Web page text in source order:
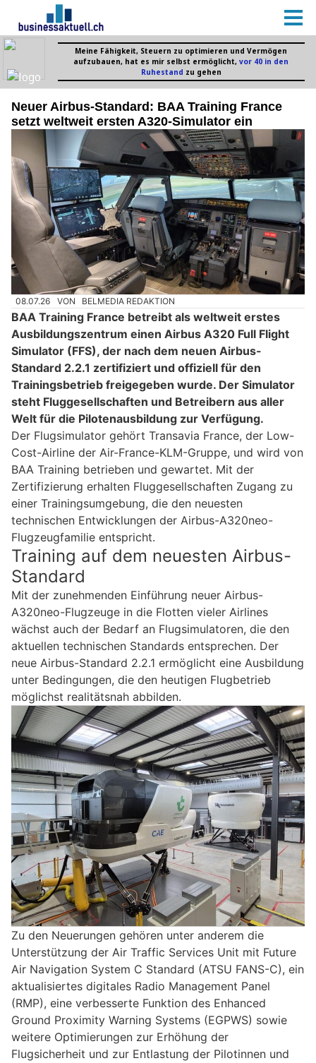
Neuer Airbus-Standard: BAA Training France
setzt weltweit ersten A320-Simulator ein
08.07.26 VON BELMEDIA REDAKTION
BAA Training France betreibt als weltweit erstes
Ausbildungszentrum einen Airbus A320 Full Flight
Simulator (FFS), der nach dem neuen Airbus-
Standard 2.2.1 zertifiziert und offiziell für den
Trainingsbetrieb freigegeben wurde. Der Simulator
steht Fluggesellschaften und Betreibern aus aller
Welt für die Pilotenausbildung zur Verfügung.
Der Flugsimulator gehört Transavia France, der Low-
Cost-Airline der Air-France-KLM-Gruppe, und wird von
BAA Training betrieben und gewartet. Mit der
Zertifizierung erhalten Fluggesellschaften Zugang zu
einer Trainingsumgebung, die den neuesten
technischen Entwicklungen der Airbus-A320neo-
Flugzeugfamilie entspricht.
Training auf dem neuesten Airbus-
Standard
Mit der zunehmenden Einführung neuer Airbus-
A320neo-Flugzeuge in die Flotten vieler Airlines
wächst auch der Bedarf an Flugsimulatoren, die den
aktuellen technischen Standards entsprechen. Der
neue Airbus-Standard 2.2.1 ermöglicht eine Ausbildung
unter Bedingungen, die den heutigen Flugbetrieb
möglichst realitätsnah abbilden.
Zu den Neuerungen gehören unter anderem die
Unterstützung der Air Traffic Services Unit mit Future
Air Navigation System C Standard (ATSU FANS-C), ein
aktualisiertes digitales Radio Management Panel
(RMP), eine verbesserte Funktion des Enhanced
Ground Proximity Warning Systems (EGPWS) sowie
weitere Optimierungen zur Erhöhung der
Flugsicherheit und zur Entlastung der Pilotinnen und